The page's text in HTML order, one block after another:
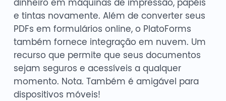
e tintas novamente. Além de converter seus
PDFs em formulários online, o PlatoForms
também fornece integração em nuvem. Um
recurso que permite que seus documentos
sejam seguros e acessíveis a qualquer
momento. Nota. Também é amigável para
dispositivos móveis!